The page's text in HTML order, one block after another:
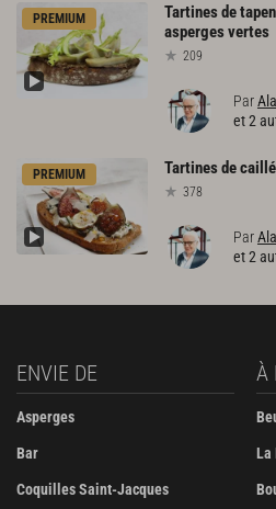
PREMIUM Tartinesde
aspergesvertes
209
Par
et 2
PREMIUM Tartinesdecaillé
378
Par
et 2
ENVIE DE
Asperges
Bar
Coquilles Saint-Jacques
À
La